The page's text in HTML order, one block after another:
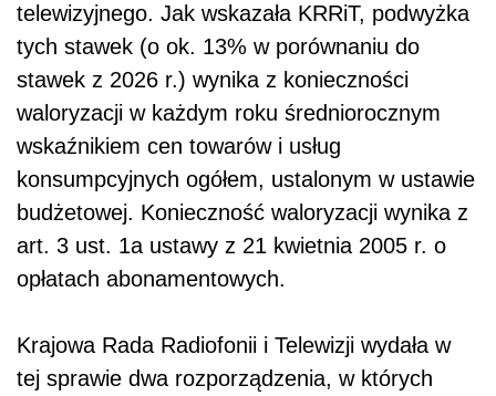
telewizyjnego. Jak wskazała KRRiT, podwyżka
tych stawek (o ok. 13% w porównaniu do
stawek z 2026 r.) wynika z konieczności
waloryzacji w każdym roku średniorocznym
wskaźnikiem cen towarów i usług
konsumpcyjnych ogółem, ustalonym w ustawie
budżetowej. Konieczność waloryzacji wynika z
art. 3 ust. 1a ustawy z 21 kwietnia 2005 r. o
opłatach abonamentowych.
Krajowa Rada Radiofonii i Telewizji wydała w
tej sprawie dwa rozporządzenia, w których